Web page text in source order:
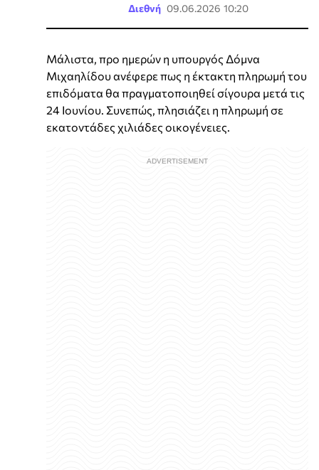
Διεθνή 09.06.2026 10:20
Μάλιστα, προ ημερών η υπουργός Δόμνα
Μιχαηλίδου ανέφερε πως η έκτακτη πληρωμή του
επιδόματα θα πραγματοποιηθεί σίγουρα μετά τις
24 Ιουνίου. Συνεπώς, πλησιάζει η πληρωμή σε
εκατοντάδες χιλιάδες οικογένειες.